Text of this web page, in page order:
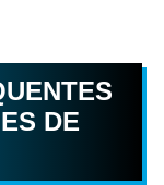
DE